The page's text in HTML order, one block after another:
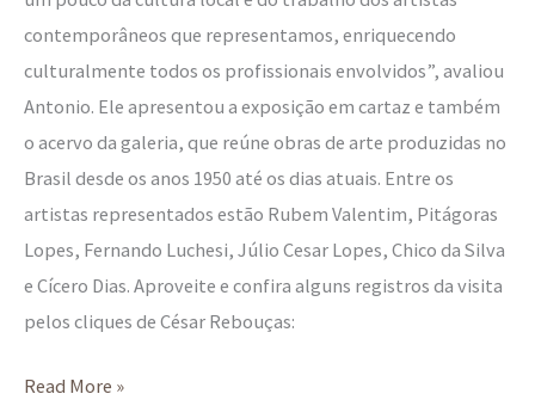
contemporâneos que representamos, enriquecendo
culturalmente todos os profissionais envolvidos”, avaliou
Antonio. Ele apresentou a exposição em cartaz e também
o acervo da galeria, que reúne obras de arte produzidas no
Brasil desde os anos 1950 até os dias atuais. Entre os
artistas representados estão Rubem Valentim, Pitágoras
Lopes, Fernando Luchesi, Júlio Cesar Lopes, Chico da Silva
e Cícero Dias. Aproveite e confira alguns registros da visita
pelos cliques de César Rebouças:
Read More »